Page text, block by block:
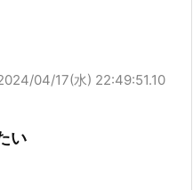
04/17(水) 22:49:51.10
い